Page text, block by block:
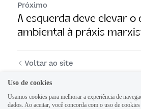
Próximo
A esquerda deve elevar o
ambiental à práxis
Voltar ao site
Uso de cookies
Usamos cookies para melhorar a experiência de
dados. Ao aceitar, você concorda com o uso de